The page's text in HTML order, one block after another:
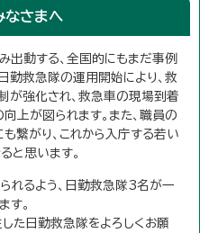
なさまへ
出動する、全国的にもまだ事例
勤救急隊の運用開始により、救
強化され、救急車の現場到着
上が図られます。また、職員の
繋がり、これから入庁する若い
と思います。
れるよう、日勤救急隊3名が一
す。
た日勤救急隊をよろしくお願